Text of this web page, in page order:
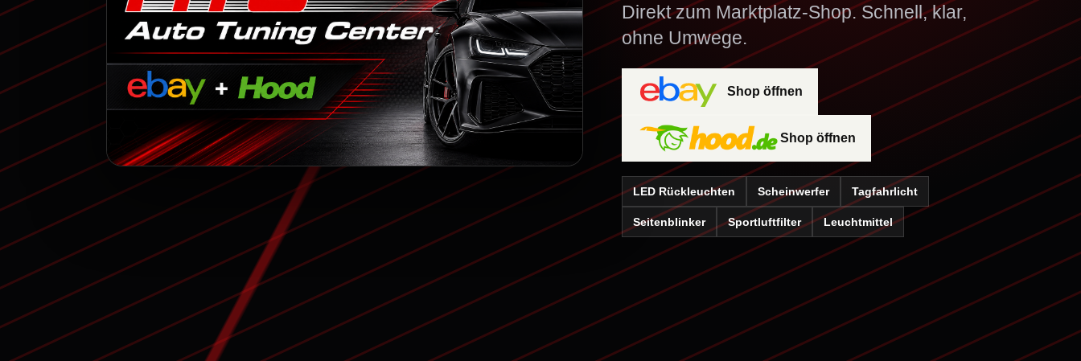
Direkt zum Marktplatz-Shop. Schnell, klar,
ohne Umwege.
Shop öffnen
Shop öffnen
LED Rückleuchten Scheinwerfer Tagfahrlicht
Seitenblinker Sportluftfilter Leuchtmittel